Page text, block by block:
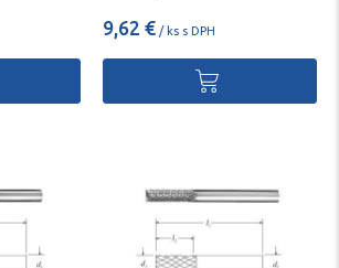
9,62 € / ks s DPH